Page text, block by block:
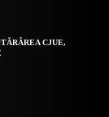
CJUE,